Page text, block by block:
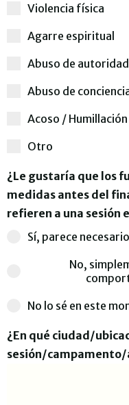
Violencia física
Agarre espiritual
Abuso de autoridad
Abuso de
Acoso / Humillación
Otro
¿Le gustaría que los
medidas antes del
refieren a una sesión
Sí, parece
No,
No lo sé en este
¿En qué ciudad/
sesión/